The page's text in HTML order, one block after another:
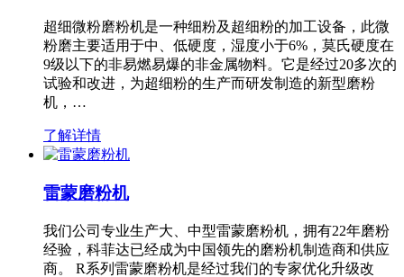
超细微粉磨粉机是一种细粉及超细粉的加工设备，此微
粉磨主要适用于中、低硬度，湿度小于6%，莫氏硬度在
9级以下的非易燃易爆的非金属物料。它是经过20多次的
试验和改进，为超细粉的生产而研发制造的新型磨粉
机，…
了解详情
雷蒙磨粉机
我们公司专业生产大、中型雷蒙磨粉机，拥有22年磨粉
经验，科菲达已经成为中国领先的磨粉机制造商和供应
商。 R系列雷蒙磨粉机是经过我们的专家优化升级改